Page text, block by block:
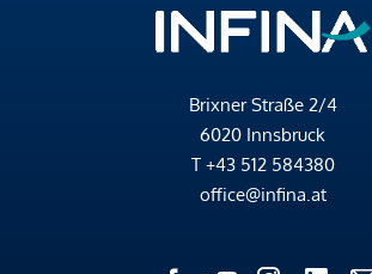
Brixner Straße 2/4
6020 Innsbruck
T +43 512 584380
office@infina.at